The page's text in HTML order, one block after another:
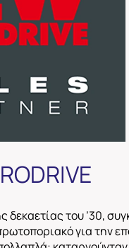
δεκαετίας του ’30,
για την